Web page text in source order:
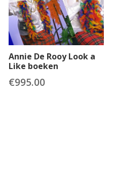
Annie De Rooy Look a
Like boeken
€995.00